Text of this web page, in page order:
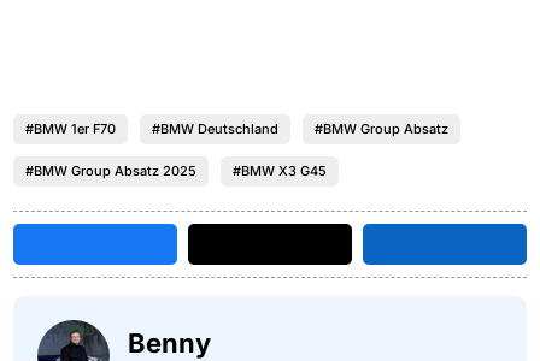
#BMW 1er F70 #BMW Deutschland #BMW Group Absatz
#BMW Group Absatz 2025 #BMW X3 G45
Benny